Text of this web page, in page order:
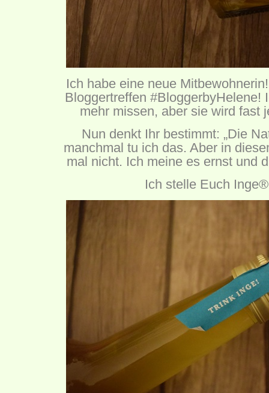
Ich habe eine neue
Bloggertreffen #BloggerbyHelene!
mehr missen, aber sie wird fast
Nun denkt Ihr bestimmt: „Die
manchmal tu ich das. Aber in
mal nicht. Ich meine es ernst und
Ich stelle Euch